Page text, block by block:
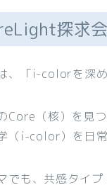
探求
、「i-colorを深
Core（核）を見
（i-color）を日常
でも、共感タイ